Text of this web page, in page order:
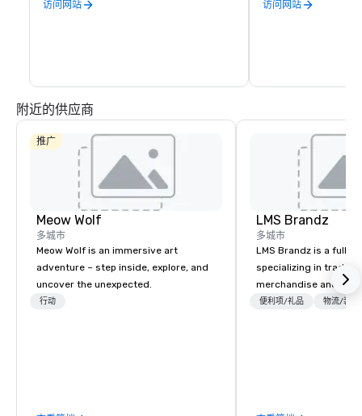
一个有影响力和令人兴奋的环境，可以满足
访问网站
备受瞩目的颁奖晚会
访问网站
附近的供应商
推广
Meow Wolf
多城市
Meow Wolf is an immersive art
adventure – step inside, explore, and
uncover the unexpected.
行动
LMS Brandz
多城市
LMS Brandz is a full-
specializing in trade
merchandise and
booth giveaways and
便利项/礼品 物流/装饰